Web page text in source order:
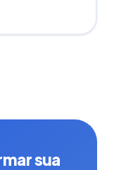
sua